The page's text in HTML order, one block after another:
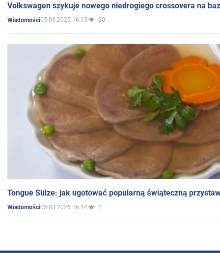
Volkswagen szykuje nowego niedrogiego crossovera na
Wiadomości05.03.2025 16:15 20
Tongue Sülze: jak ugotować popularną świąteczną
Wiadomości05.03.2025 16:14 2